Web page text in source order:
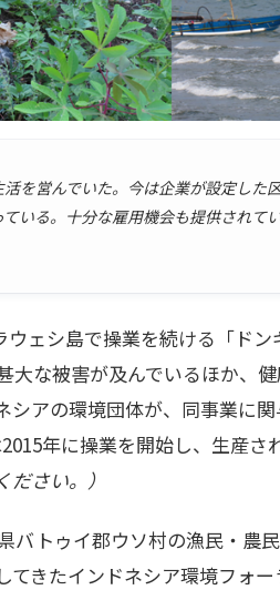
を営んでいた。今は企業が設定した
いる。十分な雇用機会も提供されて
ェシ島で操業を続ける「ド
大な被害が及んでいるほか、
シアの環境団体が、同事業に
年に操業を開始し、生産
ださい。）
バトゥイ郡ウソ村の漁民・農
てきたインドネシア環境フォ